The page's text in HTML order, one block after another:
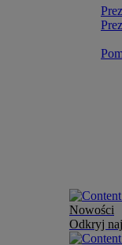
Nowości
Odkryj